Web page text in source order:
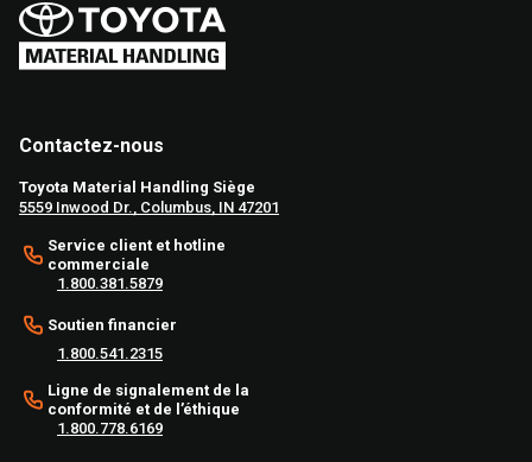
Contactez-nous
Toyota Material Handling Siège
5559 Inwood Dr., Columbus, IN 47201
Service client et hotline
commerciale
1.800.381.5879
Soutien financier
1.800.541.2315
Ligne de signalement de la
conformité et de l’éthique
1.800.778.6169